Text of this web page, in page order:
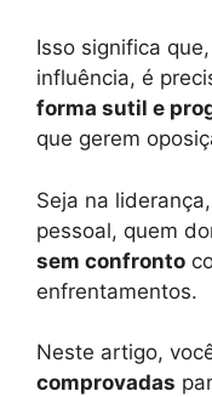
Isso significa
influência, é
forma sutil e
que gerem
Seja na
pessoal, quem
sem confronto
enfrentamentos.
Neste artigo,
comprovadas